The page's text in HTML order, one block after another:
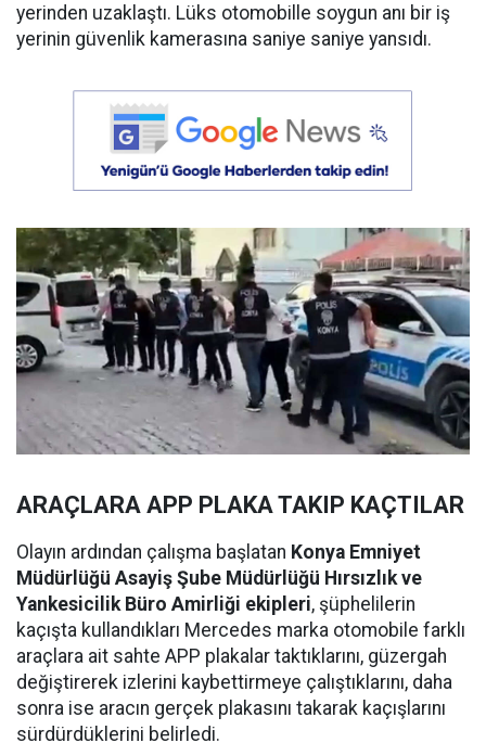
yerinden uzaklaştı. Lüks otomobille soygun anı bir iş
yerinin güvenlik kamerasına saniye saniye yansıdı.
ARAÇLARA APP PLAKA TAKIP KAÇTILAR
Olayın ardından çalışma başlatan Konya Emniyet
Müdürlüğü Asayiş Şube Müdürlüğü Hırsızlık ve
Yankesicilik Büro Amirliği ekipleri, şüphelilerin
kaçışta kullandıkları Mercedes marka otomobile farklı
araçlara ait sahte APP plakalar taktıklarını, güzergah
değiştirerek izlerini kaybettirmeye çalıştıklarını, daha
sonra ise aracın gerçek plakasını takarak kaçışlarını
sürdürdüklerini belirledi.